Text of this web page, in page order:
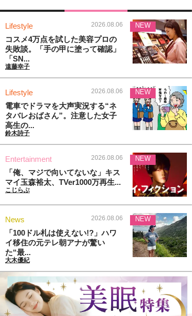
Lifestyle 2026.08.06
コスメ4万点を試した美容プロの
失敗談。「手の甲に塗って確認」
「SN...
遠藤幸子
NEW
Lifestyle 2026.08.06
電車でドラマを大声実況する“ネ
タバレおばさん”。注意した女子
高生の...
鈴木詩子
NEW
Entertainment 2026.08.06
「俺、マジで向いてないな」キス
マイ玉森裕太、TVer1000万再生...
こじらぶ
NEW
News 2026.08.06
「100ドル札は使えない!?」ハワ
イ移住の元テレ朝アナが驚い
た“最...
大木優紀
NEW